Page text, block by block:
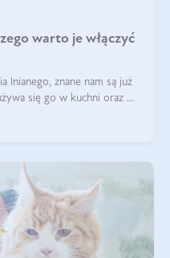
warto je włączyć
lnianego, znane nam są już
się go w kuchni oraz w